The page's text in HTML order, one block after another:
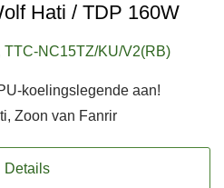
Hati / TDP 160W
NC15TZ/KU/V2(RB)
koelingslegende aan!
Zoon van Fanrir
Details